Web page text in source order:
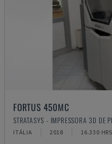
FORTUS 450MC
STRATASYS - IMPRESSORA 3D DE
ITÁLIA 2018 16.330 HRS